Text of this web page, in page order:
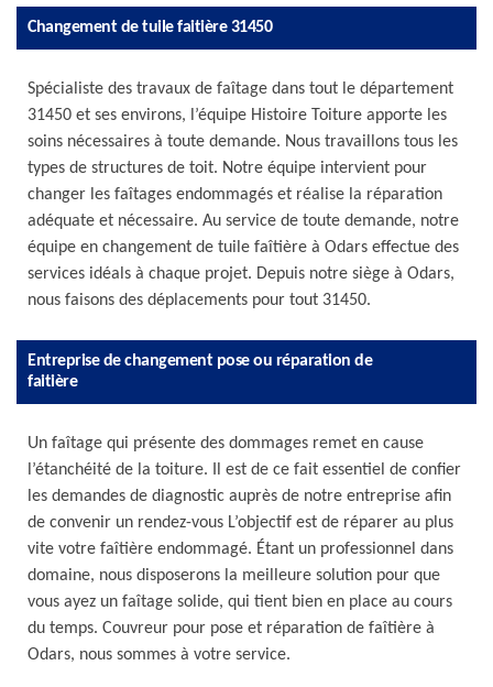
Changement de tuile faitière 31450
Spécialiste des travaux de faîtage dans tout le département
31450 et ses environs, l’équipe Histoire Toiture apporte les
soins nécessaires à toute demande. Nous travaillons tous les
types de structures de toit. Notre équipe intervient pour
changer les faîtages endommagés et réalise la réparation
adéquate et nécessaire. Au service de toute demande, notre
équipe en changement de tuile faîtière à Odars effectue des
services idéals à chaque projet. Depuis notre siège à Odars,
nous faisons des déplacements pour tout 31450.
Entreprise de changement pose ou réparation de
faitière
Un faîtage qui présente des dommages remet en cause
l’étanchéité de la toiture. Il est de ce fait essentiel de confier
les demandes de diagnostic auprès de notre entreprise afin
de convenir un rendez-vous L’objectif est de réparer au plus
vite votre faîtière endommagé. Étant un professionnel dans
domaine, nous disposerons la meilleure solution pour que
vous ayez un faîtage solide, qui tient bien en place au cours
du temps. Couvreur pour pose et réparation de faîtière à
Odars, nous sommes à votre service.